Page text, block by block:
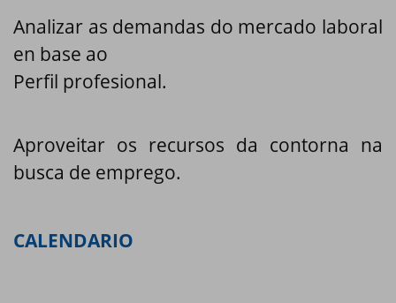
Analizar as demandas do mercado laboral
en base ao
Perfil profesional.
Aproveitar os recursos da contorna na
busca de emprego.
CALENDARIO